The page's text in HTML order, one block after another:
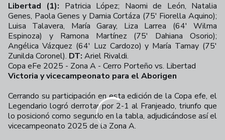
Libertad (1): Patricia López; Naomi de León, Natalia
Genes, Paola Genes y Damia Cortáza (75' Fiorella Aquino);
Luisa Talavera, María Garay, Liza Larrea (64' Wilma
Espinoza) y Ramona Martínez (75' Dahiana Osorio);
Angélica Vázquez (64' Luz Cardozo) y María Tamay (75'
Zunilda Coronel). DT: Ariel Rivaldi.
Copa eFe 2025 - Zona A - Cerro Porteño vs. Libertad
+48
Victoria y vicecampeonato para el Aborigen
Cerrando su participación en esta edición de la Copa efe, el
Legendario logró derrotar por 2-1 al Franjeado, triunfo que
lo posicionó como segundo en la tabla, adjudicándose así el
vicecampeonato 2025 de la Zona A.